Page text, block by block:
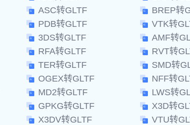
ASC转GLTF
BREP转
PDB转GLTF
VTK转
3DS转GLTF
AMF转
RFA转GLTF
RVT转
TER转GLTF
SMD转
OGEX转GLTF
NFF转
MD2转GLTF
LWS转
GPKG转GLTF
X3D转
X3DV转GLTF
VTU转